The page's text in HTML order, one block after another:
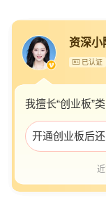
创业板开通后需
创业板开通后低
创业板要10万以
散户有必要开创
资深小
已认证
我擅长“创业板”